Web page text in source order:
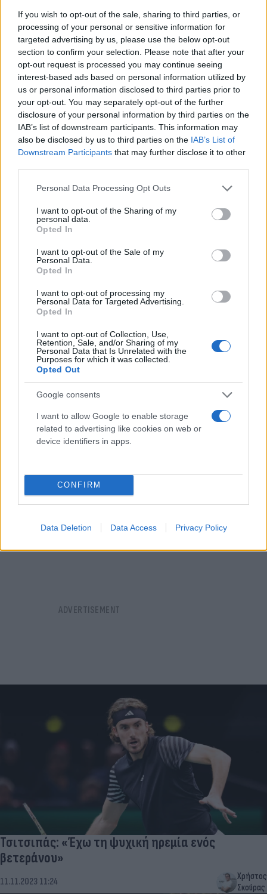
If you wish to opt-out of the sale, sharing to third parties, or
processing of your personal or sensitive information for
targeted advertising by us, please use the below opt-out
section to confirm your selection. Please note that after your
opt-out request is processed you may continue seeing
interest-based ads based on personal information utilized by
us or personal information disclosed to third parties prior to
your opt-out. You may separately opt-out of the further
disclosure of your personal information by third parties on the
IAB’s list of downstream participants. This information may
also be disclosed by us to third parties on the IAB’s List of
Downstream Participants that may further disclose it to other
Please note that this website/app uses one or more Google
not limited to your visit or usage behaviour. You may click to
grant or deny consent to Google and its third-party tags to
use your data for below specified purposes in below Google
consent section.
Personal Data Processing Opt Outs
I want to opt-out of the Sharing of my
personal data.
Opted In
I want to opt-out of the Sale of my
Personal Data.
Opted In
I want to opt-out of processing my
Personal Data for Targeted Advertising.
Opted In
I want to opt-out of Collection, Use,
Retention, Sale, and/or Sharing of my
Personal Data that Is Unrelated with the
Purposes for which it was collected.
Opted Out
Google consents
I want to allow Google to enable storage
related to advertising like cookies on web or
device identifiers in apps.
CONFIRM
Data Deletion Data Access Privacy Policy
Ο Γιανίκ Σίνερ φαίνεται να έχει δεσμό το τελευταίο διάστημα
με την Άννα Καλίνσκαγια, προσθέτοντας ένα ακόμα ζευγάρι
στον χώρο του τένις.
26.06.2024 14:32
Συντακτική
Flash.gr
Συνεργασία Yokohama και ATP Tour
Η ATP και η Yokohama ανακοίνωσαν μια νέα συνεργασία. Ο
Ιάπωνας κατασκευαστής ελαστικών έγινε ο πρώτος
συνεργάτης ελαστικών του ATP Tour.
30.05.2024 17:00
«Βασιλιάς» ξανά στα ATP Finals ο Τζόκοβιτς,
ξεπέρασε... και εδώ τον Φέντερερ
19.11.2023 21:13
Τσιτσιπάς: «Έχω τη ψυχική ηρεμία ενός
βετεράνου»
11.11.2023 11:24
Χρήστος
Σκούρας